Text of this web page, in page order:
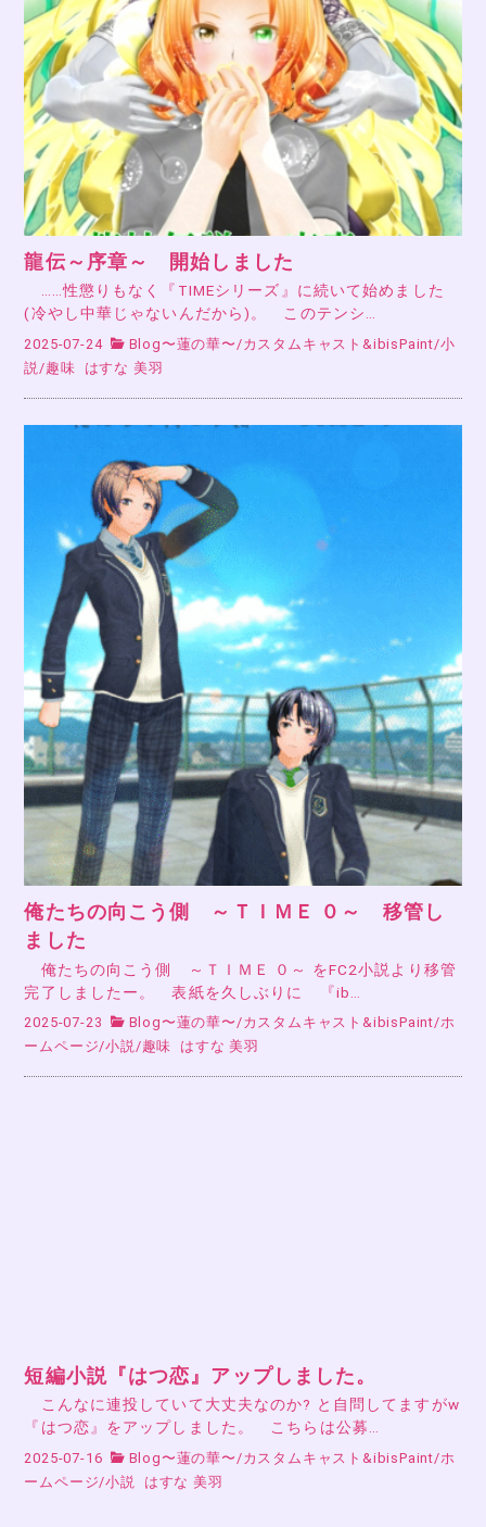
龍伝～序章～ 開始しました
……性懲りもなく『TIMEシリーズ』に続いて始めました
(冷やし中華じゃないんだから)。 このテンシ…
2025-07-24 Blog〜蓮の華〜 /カスタムキャスト&ibisPaint/小
説 /趣味 はすな 美羽
俺たちの向こう側 ～ＴＩＭＥ ０～ 移管し
ました
俺たちの向こう側 ～ＴＩＭＥ ０～ をFC2小説より移管
完了しましたー。 表紙を久しぶりに 『ib…
2025-07-23 Blog〜蓮の華〜 /カスタムキャスト&ibisPaint/ホ
ームページ/小説 /趣味 はすな 美羽
短編小説『はつ恋』アップしました。
こんなに連投していて大丈夫なのか? と自問してますがw
『はつ恋』をアップしました。 こちらは公募…
2025-07-16 Blog〜蓮の華〜 /カスタムキャスト&ibisPaint/ホ
ームページ/小説 はすな 美羽